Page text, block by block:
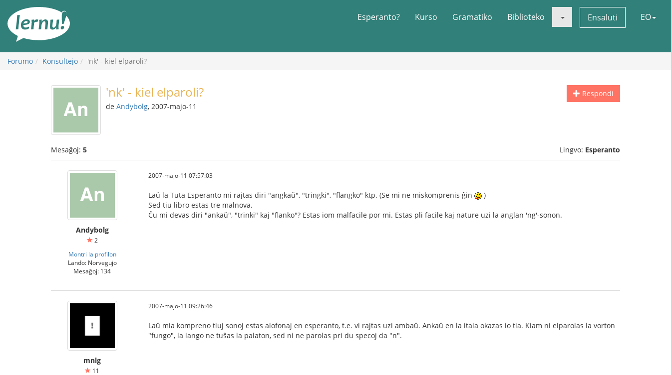
enhavo
Esperanto? Kurso Gramatiko Biblioteko Ensaluti EO
Forumo Konsultejo 'nk' - kiel elparoli?
Respondi
'nk' - kiel elparoli?
de Andybolg, 2007-majo-11
Mesaĝoj: 5 Lingvo: Esperanto
Andybolg
2
Montri la profilon
Lando: Norvegujo
Mesaĝoj: 134
2007-majo-11 07:57:03
Laŭ la Tuta Esperanto mi rajtas diri "angkaŭ", "tringki", "flangko" ktp. (Se mi ne miskomprenis ĝin
)
Sed tiu libro estas tre malnova.
Ĉu mi devas diri "ankaŭ", "trinki" kaj "flanko"? Estas iom malfacile por mi. Estas pli facile kaj nature uzi la anglan 'ng'-sonon.
mnlg
11
2007-majo-11 09:26:46
Laŭ mia kompreno tiuj sonoj estas alofonaj en esperanto, t.e. vi rajtas uzi ambaŭ. Ankaŭ en la itala okazas io tia. Kiam ni elparolas la vorton
"fungo", la lango ne tuŝas la palaton, sed ni ne parolas pri du specoj da "n".